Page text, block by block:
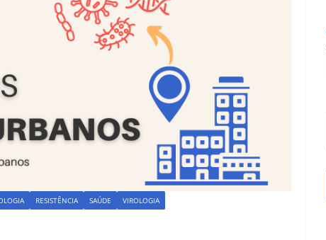
RESISTÊNCIA SAÚDE VIROLOGIA